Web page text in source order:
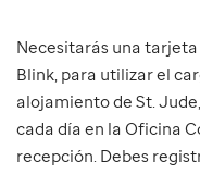
Necesitarás una
Blink, para utilizar el
alojamiento de St.
cada día en la Oficina
recepción. Debes